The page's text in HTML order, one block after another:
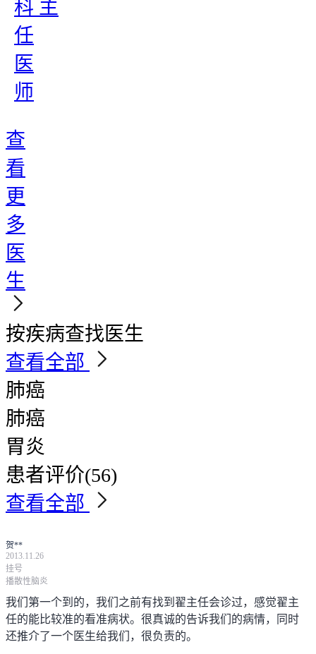
科 主
任
医
师
查
看
更
多
医
生
按疾病查找医生
查看全部
肺癌
肺癌
胃炎
患者评价(56)
查看全部
贺**
2013.11.26
挂号
播散性脑炎
我们第一个到的，我们之前有找到翟主任会诊过，感觉翟主
任的能比较准的看准病状。很真诚的告诉我们的病情，同时
还推介了一个医生给我们，很负责的。